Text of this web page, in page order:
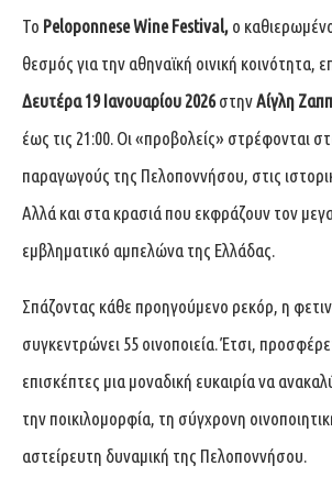
Το Peloponnese Wine Festival, ο
θεσμός για την αθηναϊκή οινική κοινότητα,
Δευτέρα 19 Ιανουαρίου 2026στηνΑίγλη
έως τις 21:00. Οι «προβολείς» στρέφονται
παραγωγούς της Πελοποννήσου, στις
Αλλά και στα κρασιά που εκφράζουν τον
εμβληματικό αμπελώνα της Ελλάδας.
Σπάζοντας κάθε προηγούμενο ρεκόρ, η
συγκεντρώνει 55 οινοποιεία. Έτσι,
επισκέπτες μια μοναδική ευκαιρία να
την ποικιλομορφία, τη σύγχρονη
αστείρευτη δυναμική της Πελοποννήσου.